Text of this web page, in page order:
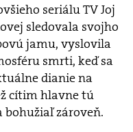
seriálu TV Joj
sledovala svojho
jamu, vyslovila
smrti, keď sa
dianie na
cítim hlavne tú
zároveň.